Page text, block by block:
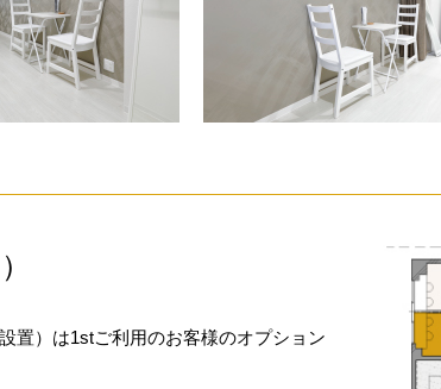
置）は1stご利用のお客様のオプション